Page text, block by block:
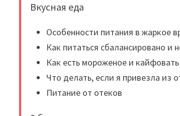
Вкусная еда
Особенности питания в жаркое
Как питаться сбалансировано и
Как есть мороженое и
Что делать, если я привезла из
Питание от отеков